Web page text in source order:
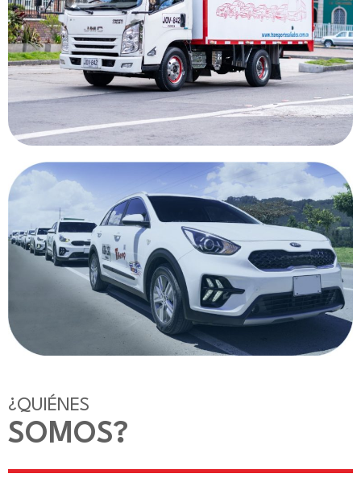
¿QUIÉNES
SOMOS?